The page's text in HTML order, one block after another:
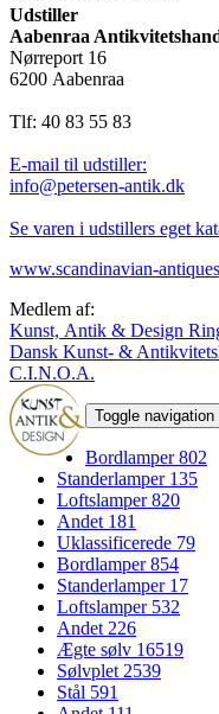
Udstiller
Aabenraa
Nørreport 16
6200 Aabenraa
Tlf: 40 83 55 83
E-mail til udstiller:
info@petersen-antik.dk
Se varen i udstillers eget
www.scandinavian-
Medlem af:
Kunst, Antik & Design
Dansk Kunst- &
C.I.N.O.A.
Toggle navigation
Bordlamper802
Standerlamper 135
Loftslamper820
Andet 181
Uklassificerede 79
Bordlamper854
Standerlamper 17
Loftslamper 532
Andet226
Ægte sølv 16519
Sølvplet2539
Stål 591